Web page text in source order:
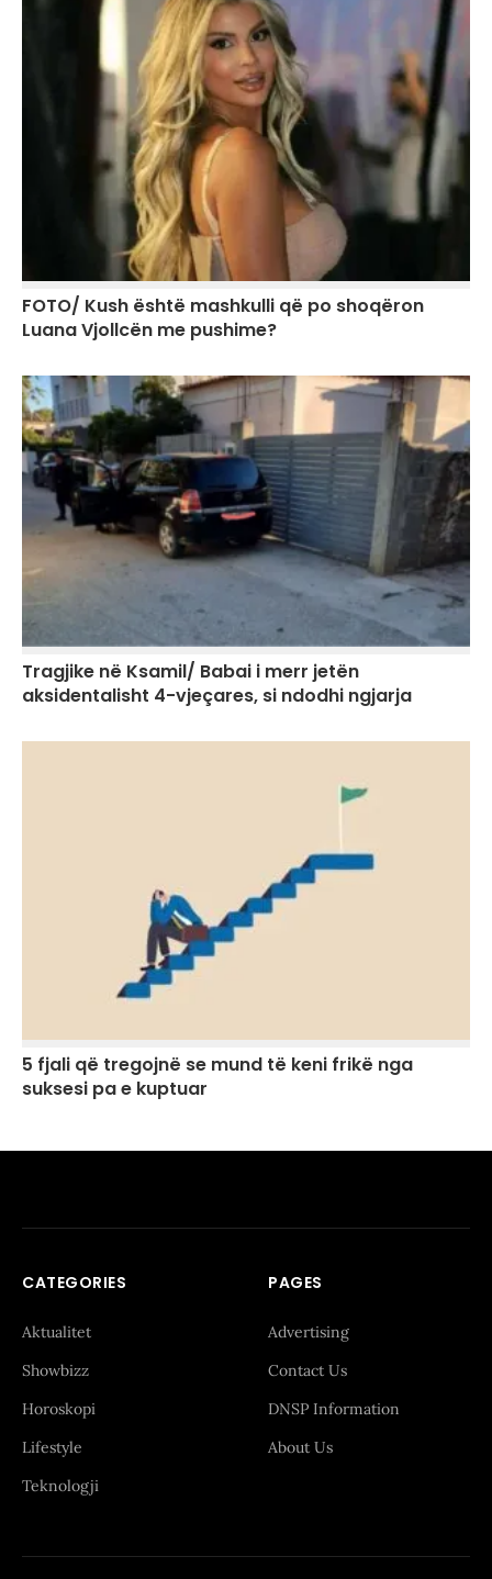
FOTO/ Kush është mashkulli që po shoqëron
Luana Vjollcën me pushime?
Tragjike në Ksamil/ Babai i merr jetën
aksidentalisht 4-vjeçares, si ndodhi ngjarja
5 fjali që tregojnë se mund të keni frikë nga
suksesi pa e kuptuar
CATEGORIES
Aktualitet
Showbizz
Horoskopi
Lifestyle
Teknologji
PAGES
Advertising
Contact Us
DNSP Information
About Us